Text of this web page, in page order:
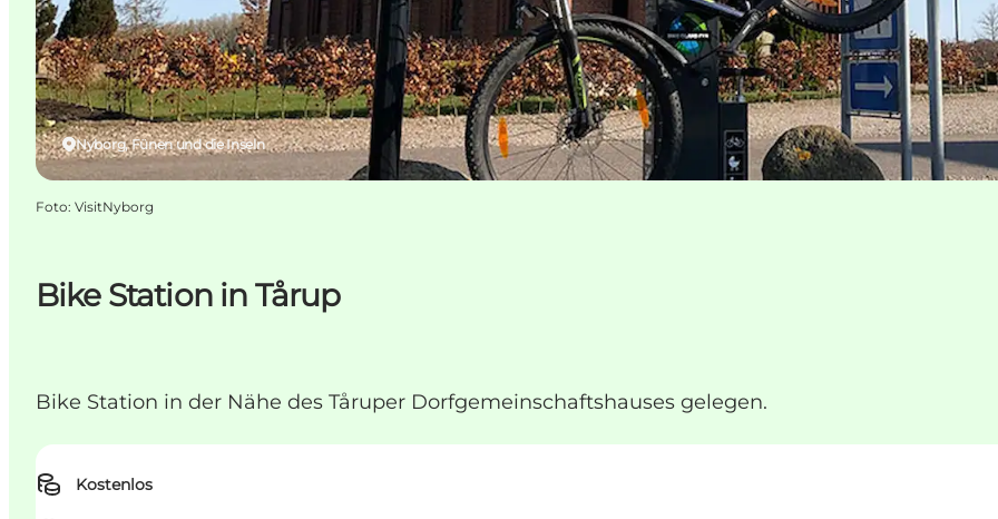
Bike Station in Tårup
Bike Station in der Nähe des Tåruper Dorfgemeinschaftshauses gelegen.
Kostenlos
Nyborg, Fünen und die Inseln
Foto: VisitNyborg